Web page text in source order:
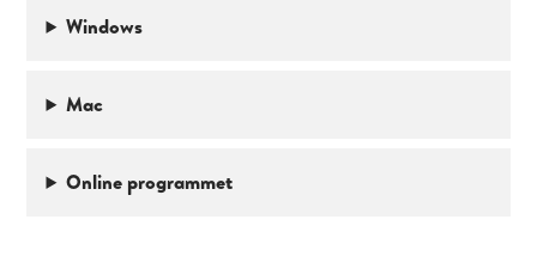
Windows
Mac
Online programmet